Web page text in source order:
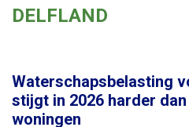
DELFLAND
Waterschapsbelasting
stijgt in 2026 harder
woningen